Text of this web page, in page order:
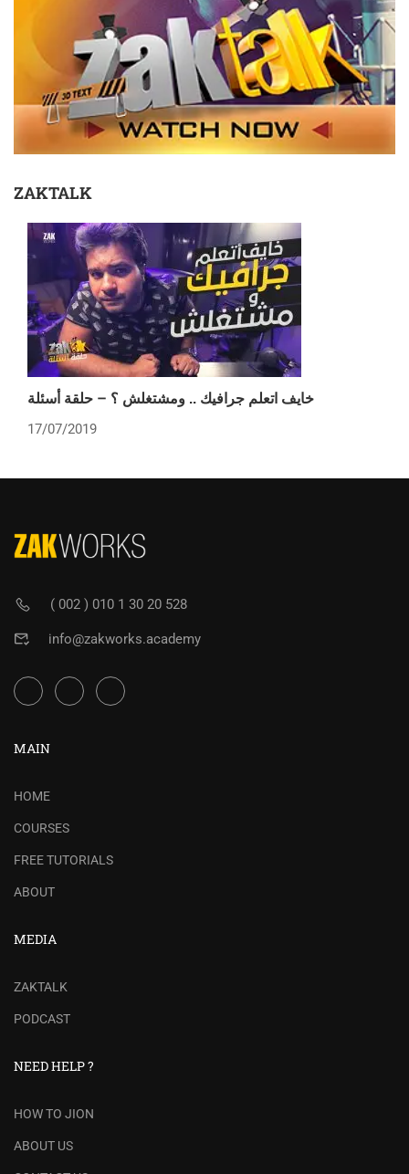
ZAKTALK
خايف اتعلم جرافيك .. ومشتغلش ؟ – حلقة أسئلة
17/07/2019
( 002 ) 010 1 30 20 528
info@zakworks.academy
MAIN
HOME
COURSES
FREE TUTORIALS
ABOUT
MEDIA
ZAKTALK
PODCAST
NEED HELP ?
HOW TO JION
ABOUT US